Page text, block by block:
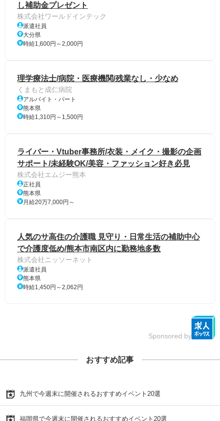
し補助金プレゼント
株式会社ワールドインテック
派遣社員
大分県
時給1,600円～2,000円
理学療法士/病院・医療機関/残業なし・少なめ
くまもと成仁病院
アルバイト・パート
熊本県
時給1,310円～1,500円
ライバー・Vtuber事務所/衣装・メイク・撮影の企画
サポート/未経験OK/美容・ファッション好き必見
株式会社エムジー熊本
正社員
熊本県
月給20万7,000円～
人気のサ高住の介護職 見守り・日常生活の補助中心
で介護度低め/熊本市南区内に勤務地多数
株式会社ニッソーネット
派遣社員
熊本県
時給1,450円～2,062円
Sponsored by
おすすめ記事
九州で今週末に開催されるおすすめイベント20選
福岡県で今週末に開催されるおすすめイベント20選